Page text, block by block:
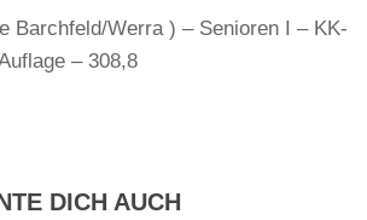
Barchfeld/Werra ) – Senioren I – KK-
– 308,8
DICH AUCH